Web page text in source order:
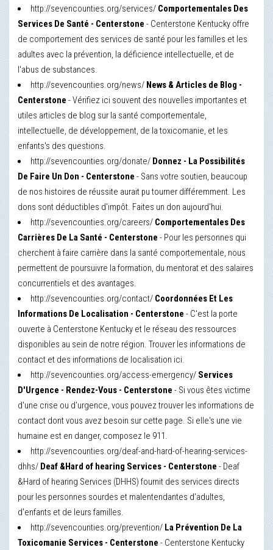
http://sevencounties.org/services/ Comportementales Des
Services De Santé - Centerstone - Centerstone Kentucky offre
de comportement des services de santé pour les familles et les
adultes avec la prévention, la déficience intellectuelle, et de
l'abus de substances.
http://sevencounties.org/news/ News & Articles de Blog -
Centerstone - Vérifiez ici souvent des nouvelles importantes et
utiles articles de blog sur la santé comportementale,
intellectuelle, de développement, de la toxicomanie, et les
enfants's des questions.
http://sevencounties.org/donate/ Donnez - La Possibilités
De Faire Un Don - Centerstone - Sans votre soutien, beaucoup
de nos histoires de réussite aurait pu tourner différemment. Les
dons sont déductibles d'impôt. Faites un don aujourd'hui.
http://sevencounties.org/careers/ Comportementales Des
Carrières De La Santé - Centerstone - Pour les personnes qui
cherchent à faire carrière dans la santé comportementale, nous
permettent de poursuivre la formation, du mentorat et des salaires
concurrentiels et des avantages.
http://sevencounties.org/contact/ Coordonnées Et Les
Informations De Localisation - Centerstone - C'est la porte
ouverte à Centerstone Kentucky et le réseau des ressources
disponibles au sein de notre région. Trouver les informations de
contact et des informations de localisation ici.
http://sevencounties.org/access-emergency/ Services
D'Urgence - Rendez-Vous - Centerstone - Si vous êtes victime
d'une crise ou d'urgence, vous pouvez trouver les informations de
contact dont vous avez besoin sur cette page. Si elle's une vie
humaine est en danger, composez le 911.
http://sevencounties.org/deaf-and-hard-of-hearing-services-
dhhs/ Deaf &Hard of hearing Services - Centerstone - Deaf
&Hard of hearing Services (DHHS) fournit des services directs
pour les personnes sourdes et malentendantes d'adultes,
d'enfants et de leurs familles.
http://sevencounties.org/prevention/ La Prévention De La
Toxicomanie Services - Centerstone - Centerstone Kentucky